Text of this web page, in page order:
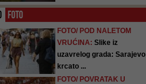
FOTO
FOTO/ POD NALETOM
VRUĆINA: Slike iz
uzavrelog grada: Sarajevo
krcato ...
FOTO/ POVRATAK U